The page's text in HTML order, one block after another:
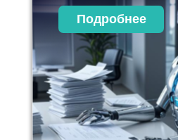
Подробнее